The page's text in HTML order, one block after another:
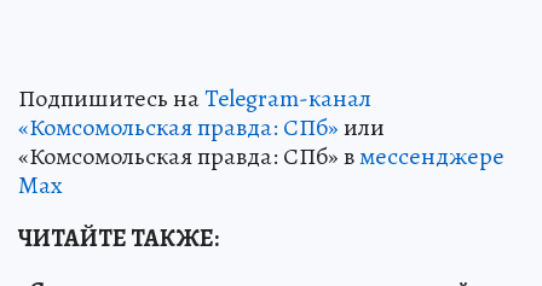
Подпишитесь наTelegram-канал
«Комсомольская правда: СПб»или
«Комсомольская правда: СПб» вмессенджере
Max
ЧИТАЙТЕ ТАКЖЕ: